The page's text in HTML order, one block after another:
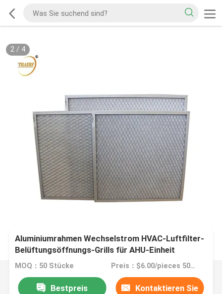
2/ 4
Aluminiumrahmen Wechselstrom HVAC-Luftfilter-
Belüftungsöffnungs-Grills für AHU-Einheit
MOQ：50 Stücke Preis：$6.00/pieces 50-99 pieces
Bestpreis Kontaktieren Sie